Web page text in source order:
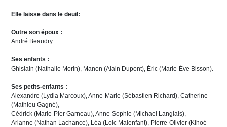
Elle laisse dans le deuil:
Outre son époux :
André Beaudry
Ses enfants :
Ghislain (Nathalie Morin), Manon (Alain Dupont), Éric (Marie-Ève Bisson).
Ses petits-enfants :
Alexandre (Lydia Marcoux), Anne-Marie (Sébastien Richard), Catherine
(Mathieu Gagné),
Cédrick (Marie-Pier Garneau), Anne-Sophie (Michael Langlais),
Arianne (Nathan Lachance), Léa (Loic Malenfant), Pierre-Olivier (Klhoé